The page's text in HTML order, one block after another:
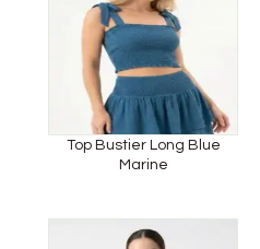
Top Bustier Long Blue
Marine